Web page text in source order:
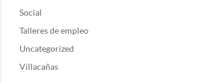
Social
Talleres de empleo
Uncategorized
Villacañas